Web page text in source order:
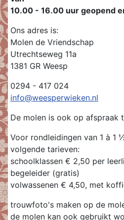
10.00 - 16.00 uur geopend
Ons adres is:
Molen de Vriendschap
Utrechtseweg 11a
1381 GR Weesp
0294 - 417 024
info@weesperwieken.nl
De molen is ook op afspraak
Voor rondleidingen van 1 à 1
volgende tarieven:
schoolklassen € 2,50 per
begeleider (gratis)
volwassenen € 4,50, met
trouwfoto's maken op de
de molen kan ook gebruikt